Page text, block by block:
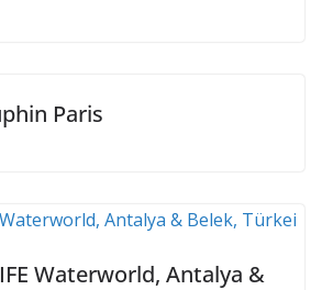
Paris
Waterworld, Antalya &